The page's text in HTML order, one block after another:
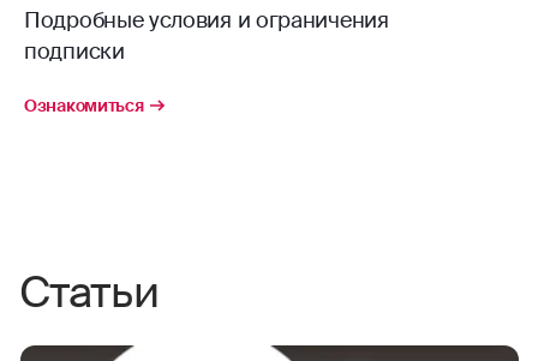
Подробные условия и ограничения
подписки
Ознакомиться
Статьи